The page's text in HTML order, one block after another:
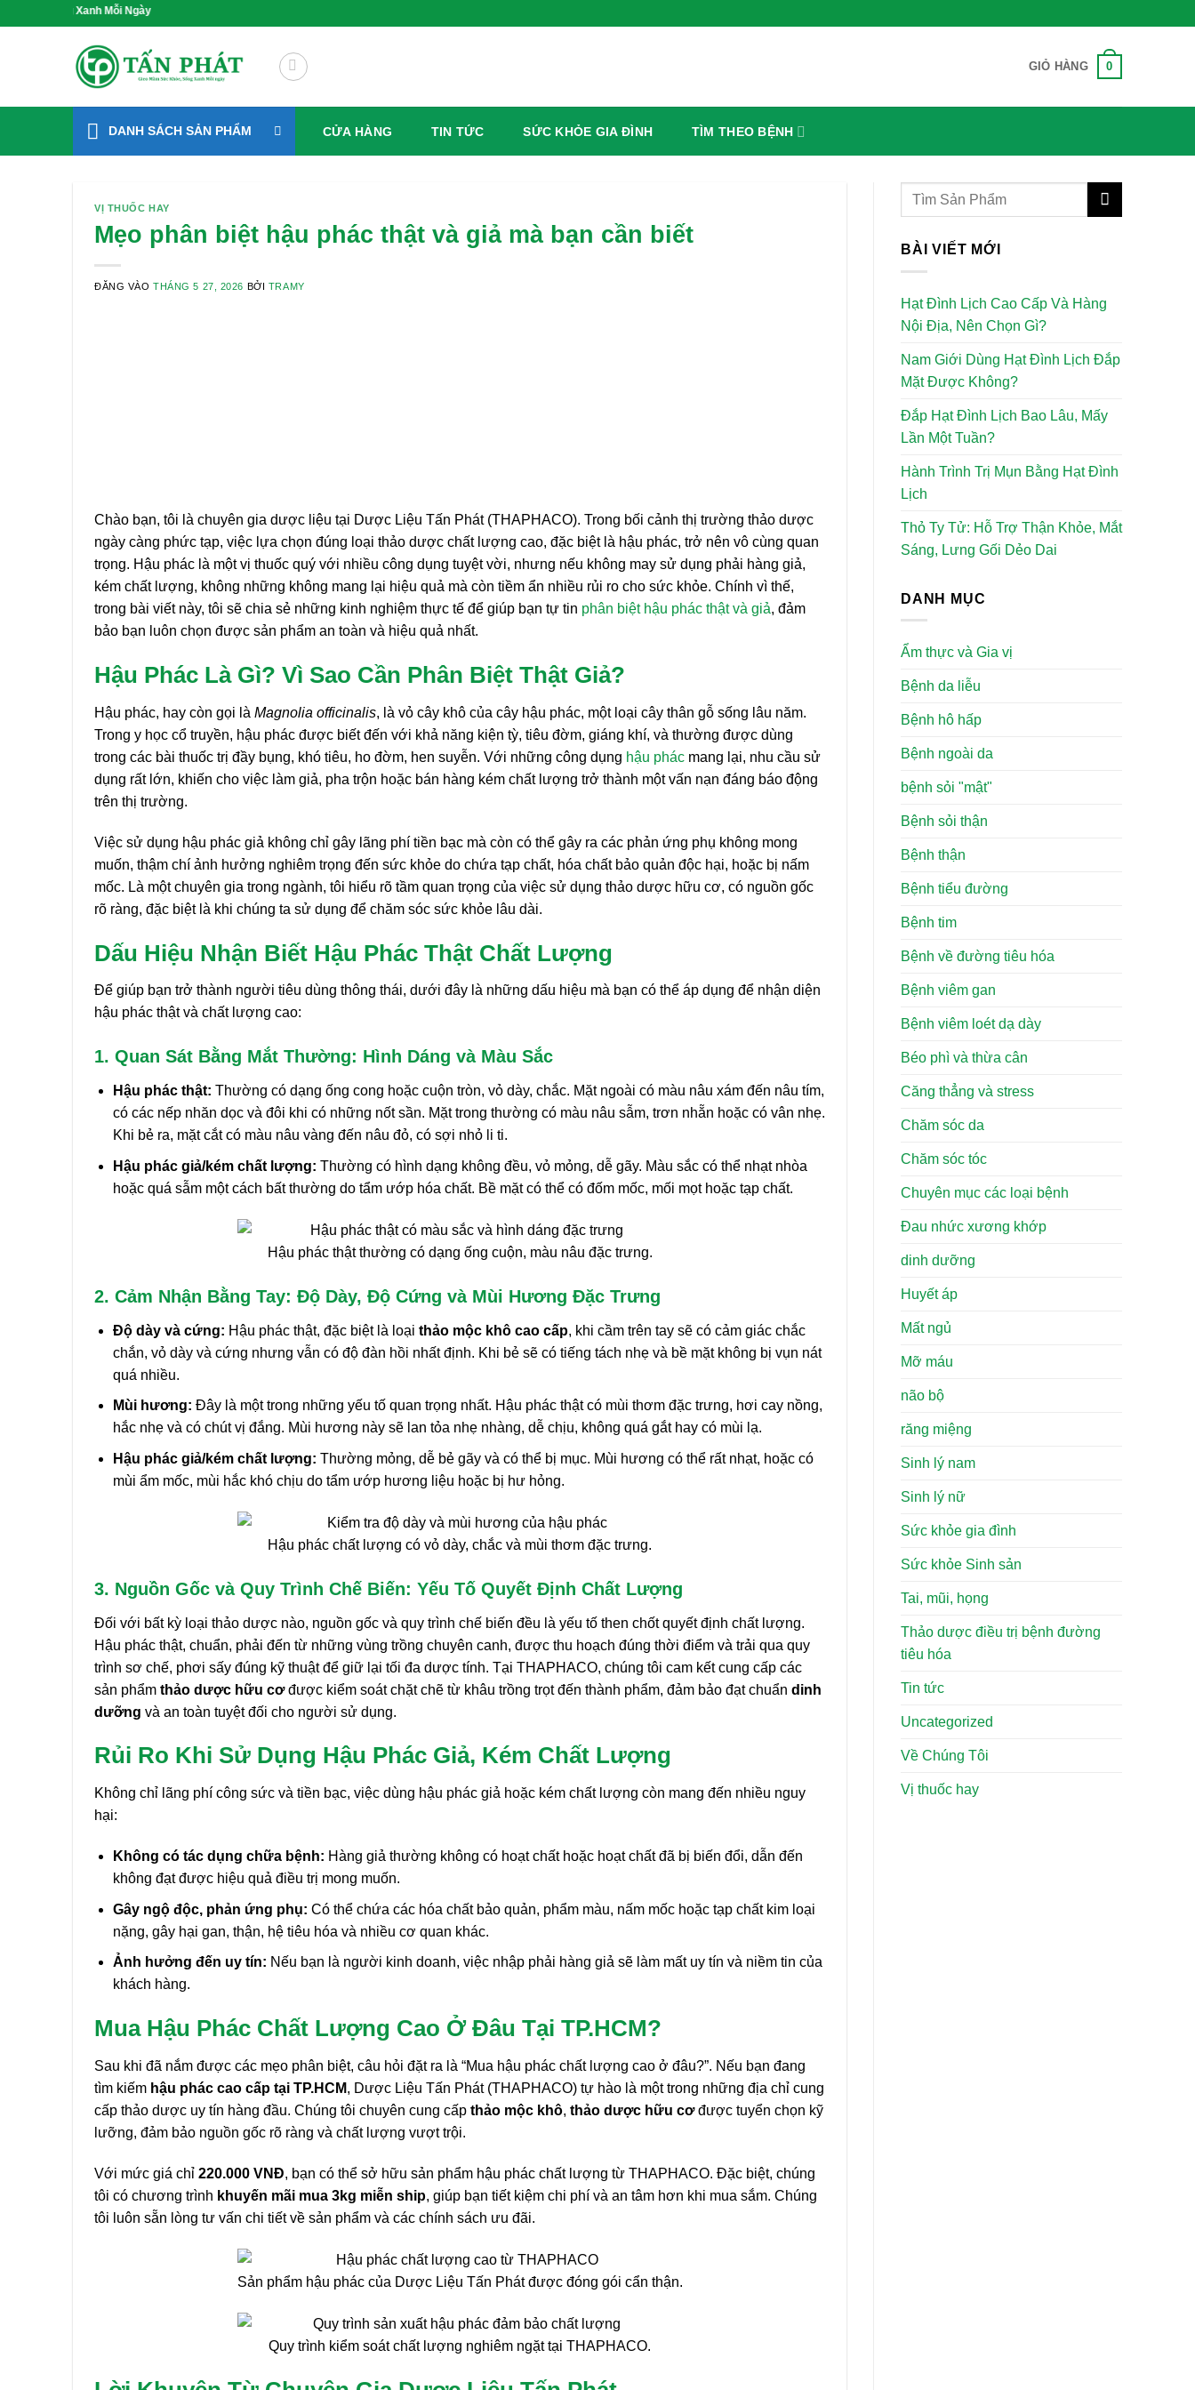
Xanh Mỗi Ngày
GIỎ HÀNG 0
DANH SÁCH SẢN PHẨM CỬA HÀNG TIN TỨC SỨC KHỎE GIA ĐÌNH TÌM THEO BỆNH
VỊ THUỐC HAY
Mẹo phân biệt hậu phác thật và giả mà bạn cần biết
ĐĂNG VÀOTHÁNG 5 27, 2026 BỞI TRAMY
Chào bạn, tôi là chuyên gia dược liệu tại Dược Liệu Tấn Phát (THAPHACO). Trong bối cảnh thị trường thảo dược
ngày càng phức tạp, việc lựa chọn đúng loại thảo dược chất lượng cao, đặc biệt là hậu phác, trở nên vô cùng quan
trọng. Hậu phác là một vị thuốc quý với nhiều công dụng tuyệt vời, nhưng nếu không may sử dụng phải hàng giả,
kém chất lượng, không những không mang lại hiệu quả mà còn tiềm ẩn nhiều rủi ro cho sức khỏe. Chính vì thế,
trong bài viết này, tôi sẽ chia sẻ những kinh nghiệm thực tế để giúp bạn tự tin phân biệt hậu phác thật và giả, đảm
bảo bạn luôn chọn được sản phẩm an toàn và hiệu quả nhất.
Hậu Phác Là Gì? Vì Sao Cần Phân Biệt Thật Giả?
Hậu phác, hay còn gọi là Magnolia officinalis, là vỏ cây khô của cây hậu phác, một loại cây thân gỗ sống lâu năm.
Trong y học cổ truyền, hậu phác được biết đến với khả năng kiện tỳ, tiêu đờm, giáng khí, và thường được dùng
trong các bài thuốc trị đầy bụng, khó tiêu, ho đờm, hen suyễn. Với những công dụng hậu phác mang lại, nhu cầu sử
dụng rất lớn, khiến cho việc làm giả, pha trộn hoặc bán hàng kém chất lượng trở thành một vấn nạn đáng báo động
trên thị trường.
Việc sử dụng hậu phác giả không chỉ gây lãng phí tiền bạc mà còn có thể gây ra các phản ứng phụ không mong
muốn, thậm chí ảnh hưởng nghiêm trọng đến sức khỏe do chứa tạp chất, hóa chất bảo quản độc hại, hoặc bị nấm
mốc. Là một chuyên gia trong ngành, tôi hiểu rõ tầm quan trọng của việc sử dụng thảo dược hữu cơ, có nguồn gốc
rõ ràng, đặc biệt là khi chúng ta sử dụng để chăm sóc sức khỏe lâu dài.
Dấu Hiệu Nhận Biết Hậu Phác Thật Chất Lượng
Để giúp bạn trở thành người tiêu dùng thông thái, dưới đây là những dấu hiệu mà bạn có thể áp dụng để nhận diện
hậu phác thật và chất lượng cao:
1. Quan Sát Bằng Mắt Thường: Hình Dáng và Màu Sắc
Hậu phác thật: Thường có dạng ống cong hoặc cuộn tròn, vỏ dày, chắc. Mặt ngoài có màu nâu xám đến nâu tím,
có các nếp nhăn dọc và đôi khi có những nốt sần. Mặt trong thường có màu nâu sẫm, trơn nhẵn hoặc có vân nhẹ.
Khi bẻ ra, mặt cắt có màu nâu vàng đến nâu đỏ, có sợi nhỏ li ti.
Hậu phác giả/kém chất lượng: Thường có hình dạng không đều, vỏ mỏng, dễ gãy. Màu sắc có thể nhạt nhòa
hoặc quá sẫm một cách bất thường do tẩm ướp hóa chất. Bề mặt có thể có đốm mốc, mối mọt hoặc tạp chất.
Hậu phác thật thường có dạng ống cuộn, màu nâu đặc trưng.
2. Cảm Nhận Bằng Tay: Độ Dày, Độ Cứng và Mùi Hương Đặc Trưng
Độ dày và cứng: Hậu phác thật, đặc biệt là loại thảo mộc khô cao cấp, khi cầm trên tay sẽ có cảm giác chắc
chắn, vỏ dày và cứng nhưng vẫn có độ đàn hồi nhất định. Khi bẻ sẽ có tiếng tách nhẹ và bề mặt không bị vụn nát
quá nhiều.
Mùi hương: Đây là một trong những yếu tố quan trọng nhất. Hậu phác thật có mùi thơm đặc trưng, hơi cay nồng,
hắc nhẹ và có chút vị đắng. Mùi hương này sẽ lan tỏa nhẹ nhàng, dễ chịu, không quá gắt hay có mùi lạ.
Hậu phác giả/kém chất lượng: Thường mỏng, dễ bẻ gãy và có thể bị mục. Mùi hương có thể rất nhạt, hoặc có
mùi ẩm mốc, mùi hắc khó chịu do tẩm ướp hương liệu hoặc bị hư hỏng.
Hậu phác chất lượng có vỏ dày, chắc và mùi thơm đặc trưng.
3. Nguồn Gốc và Quy Trình Chế Biến: Yếu Tố Quyết Định Chất Lượng
Đối với bất kỳ loại thảo dược nào, nguồn gốc và quy trình chế biến đều là yếu tố then chốt quyết định chất lượng.
Hậu phác thật, chuẩn, phải đến từ những vùng trồng chuyên canh, được thu hoạch đúng thời điểm và trải qua quy
trình sơ chế, phơi sấy đúng kỹ thuật để giữ lại tối đa dược tính. Tại THAPHACO, chúng tôi cam kết cung cấp các
sản phẩm thảo dược hữu cơđược kiểm soát chặt chẽ từ khâu trồng trọt đến thành phẩm, đảm bảo đạt chuẩn dinh
dưỡng và an toàn tuyệt đối cho người sử dụng.
Rủi Ro Khi Sử Dụng Hậu Phác Giả, Kém Chất Lượng
Không chỉ lãng phí công sức và tiền bạc, việc dùng hậu phác giả hoặc kém chất lượng còn mang đến nhiều nguy
hại:
Không có tác dụng chữa bệnh: Hàng giả thường không có hoạt chất hoặc hoạt chất đã bị biến đổi, dẫn đến
không đạt được hiệu quả điều trị mong muốn.
Gây ngộ độc, phản ứng phụ: Có thể chứa các hóa chất bảo quản, phẩm màu, nấm mốc hoặc tạp chất kim loại
nặng, gây hại gan, thận, hệ tiêu hóa và nhiều cơ quan khác.
Ảnh hưởng đến uy tín: Nếu bạn là người kinh doanh, việc nhập phải hàng giả sẽ làm mất uy tín và niềm tin của
khách hàng.
Mua Hậu Phác Chất Lượng Cao Ở Đâu Tại TP.HCM?
Sau khi đã nắm được các mẹo phân biệt, câu hỏi đặt ra là “Mua hậu phác chất lượng cao ở đâu?”. Nếu bạn đang
tìm kiếm hậu phác cao cấp tại TP.HCM, Dược Liệu Tấn Phát (THAPHACO) tự hào là một trong những địa chỉ cung
cấp thảo dược uy tín hàng đầu. Chúng tôi chuyên cung cấp thảo mộc khô, thảo dược hữu cơđược tuyển chọn kỹ
lưỡng, đảm bảo nguồn gốc rõ ràng và chất lượng vượt trội.
Với mức giá chỉ 220.000 VNĐ, bạn có thể sở hữu sản phẩm hậu phác chất lượng từ THAPHACO. Đặc biệt, chúng
tôi có chương trình khuyến mãi mua 3kg miễn ship, giúp bạn tiết kiệm chi phí và an tâm hơn khi mua sắm. Chúng
tôi luôn sẵn lòng tư vấn chi tiết về sản phẩm và các chính sách ưu đãi.
Sản phẩm hậu phác của Dược Liệu Tấn Phát được đóng gói cẩn thận.
Quy trình kiểm soát chất lượng nghiêm ngặt tại THAPHACO.
BÀI VIẾT MỚI
Hạt Đình Lịch Cao Cấp Và Hàng
Nội Địa, Nên Chọn Gì?
Nam Giới Dùng Hạt Đình Lịch Đắp
Mặt Được Không?
Đắp Hạt Đình Lịch Bao Lâu, Mấy
Lần Một Tuần?
Hành Trình Trị Mụn Bằng Hạt Đình
Lịch
Thỏ Ty Tử: Hỗ Trợ Thận Khỏe, Mắt
Sáng, Lưng Gối Dẻo Dai
DANH MỤC
Ẩm thực và Gia vị
Bệnh da liễu
Bệnh hô hấp
Bệnh ngoài da
bệnh sỏi "mật"
Bệnh sỏi thận
Bệnh thận
Bệnh tiểu đường
Bệnh tim
Bệnh về đường tiêu hóa
Bệnh viêm gan
Bệnh viêm loét dạ dày
Béo phì và thừa cân
Căng thẳng và stress
Chăm sóc da
Chăm sóc tóc
Chuyên mục các loại bệnh
Đau nhức xương khớp
dinh dưỡng
Huyết áp
Mất ngủ
Mỡ máu
não bộ
răng miệng
Sinh lý nam
Sinh lý nữ
Sức khỏe gia đình
Sức khỏe Sinh sản
Tai, mũi, họng
Thảo dược điều trị bệnh đường
tiêu hóa
Tin tức
Uncategorized
Về Chúng Tôi
Vị thuốc hay